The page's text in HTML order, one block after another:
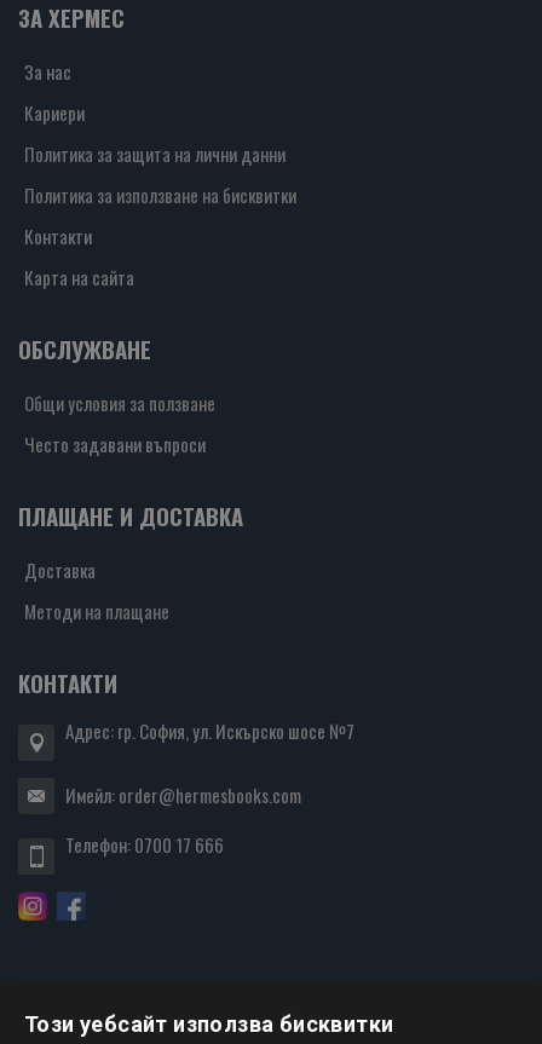
ЗА ХЕРМЕС
За нас
Кариери
Политика за защита на лични данни
Политика за използване на бисквитки
Контакти
Карта на сайта
ОБСЛУЖВАНЕ
Общи условия за ползване
Често задавани въпроси
ПЛАЩАНЕ И ДОСТАВКА
Доставка
Методи на плащане
КОНТАКТИ
Адрес: гр. София, ул. Искърско шосе №7
Имейл:order@hermesbooks.com
Телефон:0700 17 666
Този уебсайт използва бисквитки